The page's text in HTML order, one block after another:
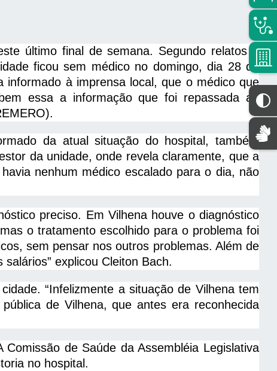
último final de semana. Segundo relatos e
ficou sem médico no domingo, dia 28 de
à imprensa local, que o médico que
essa a informação que foi repassada ao
da atual situação do hospital, também
da unidade, onde revela claramente, que a
nenhum médico escalado para o dia, não
preciso. Em Vilhena houve o diagnóstico
o tratamento escolhido para o problema foi
sem pensar nos outros problemas. Além de
explicou Cleiton Bach.
“Infelizmente a situação de Vilhena tem
de Vilhena, que antes era reconhecida
de Saúde da Assembléia Legislativa
no hospital.